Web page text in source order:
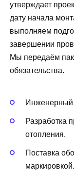
утверждает
дату начала
выполняем
завершении
Мы передаём
обязательства.
Инженерный
Разработка
отопления.
Поставка
маркировкой.